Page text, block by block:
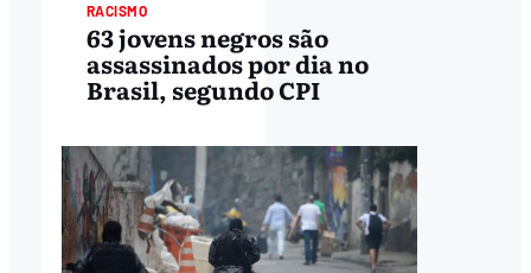
RACISMO
63 jovens negros são
assassinados por dia no
Brasil, segundo CPI